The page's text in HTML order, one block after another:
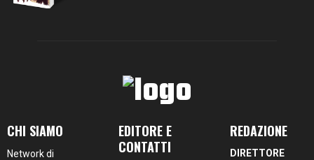
CHI SIAMO
Network di
EDITORE E
CONTATTI
REDAZIONE
DIRETTORE